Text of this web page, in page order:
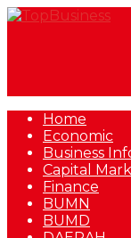
Home
Economic
Business
Capital
Finance
BUMN
BUMD